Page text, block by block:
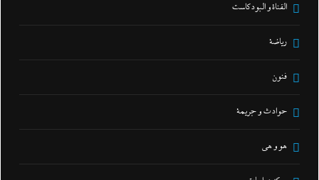
القناة و البودكاست
رياضة
فنون
حوادث و جريمة
هو و هي